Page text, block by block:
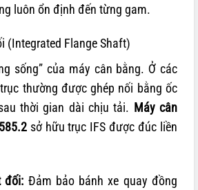
luôn ổn định đến từng gam.
(Integrated Flange Shaft)
sống” của máy cân bằng. Ở các
thường được ghép nối bằng ốc
thời gian dài chịu tải. Máy cân
sở hữu trục IFS được đúc liền
đối: Đảm bảo bánh xe quay đồng